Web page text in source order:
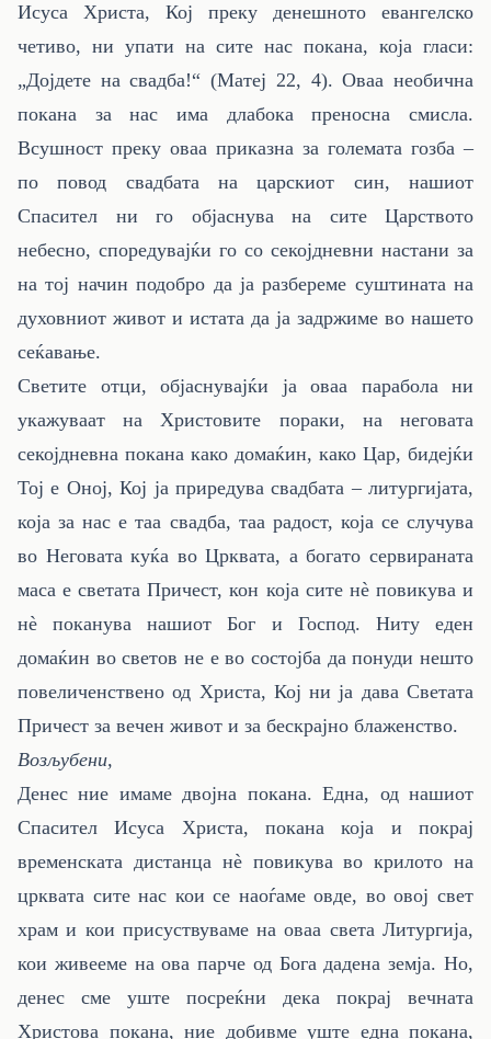
Исуса Христа, Кој преку денешното евангелско
четиво, ни упати на сите нас покана, која гласи:
„Дојдете на свадба!“ (Матеј 22, 4). Оваа необична
покана за нас има длабока преносна смисла.
Всушност преку оваа приказна за големата гозба –
по повод свадбата на царскиот син, нашиот
Спасител ни го објаснува на сите Царството
небесно, споредувајќи го со секојдневни настани за
на тој начин подобро да ја разбереме суштината на
духовниот живот и истата да ја задржиме во нашето
сеќавање.
Светите отци, објаснувајќи ја оваа парабола ни
укажуваат на Христовите пораки, на неговата
секојдневна покана како домаќин, како Цар, бидејќи
Тој е Оној, Кој ја приредува свадбата – литургијата,
која за нас е таа свадба, таа радост, која се случува
во Неговата куќа во Црквата, а богато сервираната
маса е светата Причест, кон која сите нè повикува и
нè поканува нашиот Бог и Господ. Ниту еден
домаќин во светов не е во состојба да понуди нешто
повеличенствено од Христа, Кој ни ја дава Светата
Причест за вечен живот и за бескрајно блаженство.
Возљубени,
Денес ние имаме двојна покана. Една, од нашиот
Спасител Исуса Христа, покана која и покрај
временската дистанца нè повикува во крилото на
црквата сите нас кои се наоѓаме овде, во овој свет
храм и кои присуствуваме на оваа света Литургија,
кои живееме на ова парче од Бога дадена земја. Но,
денес сме уште посреќни дека покрај вечната
Христова покана, ние добивме уште една покана,